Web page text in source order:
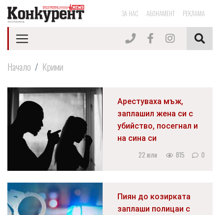
ЗА НАС АБОНАМЕНТ РЕКЛАМА
Начало Крими
Арестуваха мъж,
заплашил жена си с
убийство, посегнал и
на сина си
22 юли 815 0
Пиян до козирката
заплаши полицаи с